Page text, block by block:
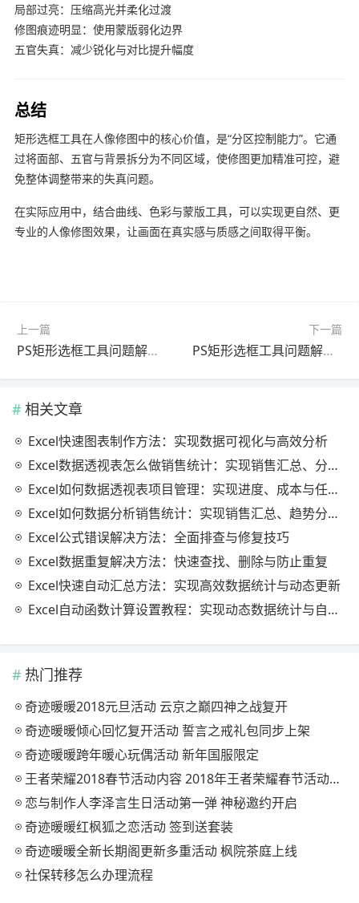
局部过亮：压缩高光并柔化过渡
修图痕迹明显：使用蒙版弱化边界
五官失真：减少锐化与对比提升幅度
总结
矩形选框工具在人像修图中的核心价值，是“分区控制能力”。它通
过将面部、五官与背景拆分为不同区域，使修图更加精准可控，避
免整体调整带来的失真问题。
在实际应用中，结合曲线、色彩与蒙版工具，可以实现更自然、更
专业的人像修图效果，让画面在真实感与质感之间取得平衡。
上一篇
PS矩形选框工具问题解决教程：图片导出方法（最新更新版）
下一篇
PS矩形选框工具问题解决教程：去水印方法（最新更新版）
相关文章
Excel快速图表制作方法：实现数据可视化与高效分析
Excel数据透视表怎么做销售统计：实现销售汇总、分析与动态监控
Excel如何数据透视表项目管理：实现进度、成本与任务的高效分析
Excel如何数据分析销售统计：实现销售汇总、趋势分析与业绩优化
Excel公式错误解决方法：全面排查与修复技巧
Excel数据重复解决方法：快速查找、删除与防止重复
Excel快速自动汇总方法：实现高效数据统计与动态更新
Excel自动函数计算设置教程：实现动态数据统计与自动更新
热门推荐
奇迹暖暖2018元旦活动 云京之巅四神之战复开
奇迹暖暖倾心回忆复开活动 誓言之戒礼包同步上架
奇迹暖暖跨年暖心玩偶活动 新年国服限定
王者荣耀2018春节活动内容 2018年王者荣耀春节活动大全
恋与制作人李泽言生日活动第一弹 神秘邀约开启
奇迹暖暖红枫狐之恋活动 签到送套装
奇迹暖暖全新长期阁更新多重活动 枫院茶庭上线
社保转移怎么办理流程